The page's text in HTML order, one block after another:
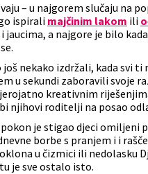
– u najgorem slučaju na
ispirali majčinim lakom ili
jaucima, a najgore je bilo
nekako izdržali, kada svi
u sekundi zaboravili svoje
kreativnim
njihovi roditelji na posao
je stigao djeci
borbe s pranjem i i
u čizmici ili nedolasku
je sve ostalo isto.